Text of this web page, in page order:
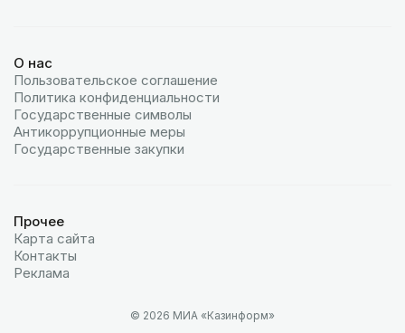
О нас
Пользовательское соглашение
Политика конфиденциальности
Государственные символы
Антикоррупционные меры
Государственные закупки
Прочее
Карта сайта
Контакты
Реклама
© 2026 МИА «Казинформ»